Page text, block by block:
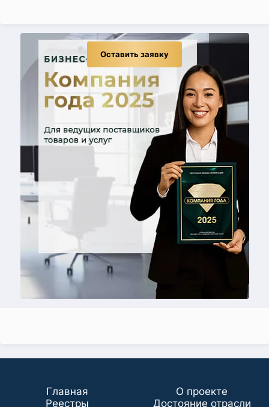
Оставить заявку
Главная
О проекте
Реестры
Достояние отрасли